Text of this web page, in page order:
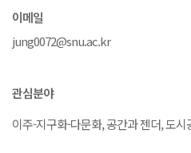
이메일
jung0072@snu.ac.kr
관심분야
이주-지구화-다문화, 공간과 젠더, 도